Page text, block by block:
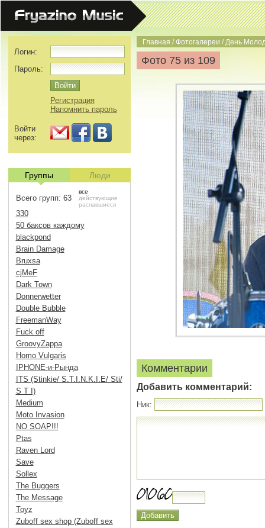
Главная /Фотогалереи / День
Фото 75 из 109
Комментарии
Добавить комментарий:
Ник:
Логин:
Пароль:
Регистрация
Напомнить пароль
Войти
через:
Группы Люди
Всего групп: 63
все
действующие
распавшиеся
330
50 баксов каждому
blackpond
Brain Damage
Bruxsa
cjMeF
Dark Town
Donnerwetter
Double Bubble
FreemanWay
Fuck off
GroovyZappa
Homo Vulgaris
IPHONE-и-Рында
ITS (Stinkie/ S.T.I.N.K.I.E/ Sti/
S T I)
Medium
Moto Invasion
NO SOAP!!!
Ptas
Raven Lord
Save
Sollex
The Buggers
The Message
Toyz
Zuboff sex shop (Zuboff sex